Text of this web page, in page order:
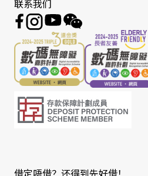
联系我们